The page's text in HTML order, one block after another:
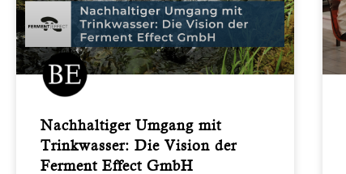
Nachhaltiger Umgang mit
Trinkwasser: Die Vision der
Ferment Effect GmbH